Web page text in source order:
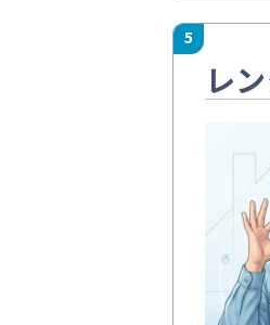
5
レ